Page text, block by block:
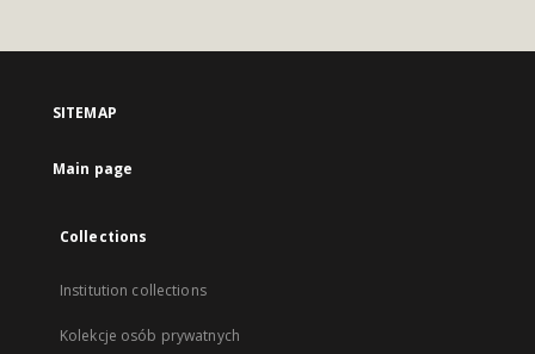
SITEMAP
Main page
Collections
Institution collections
Kolekcje osób prywatnych